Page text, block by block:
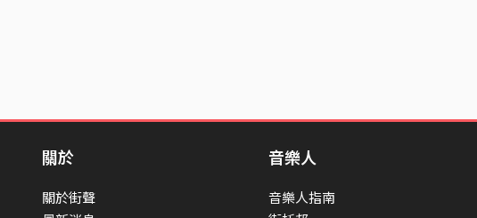
關於
關於街聲
音樂人
音樂人指南